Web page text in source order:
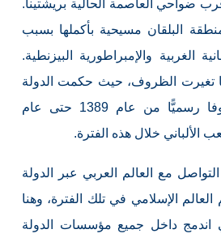
قرب ضواحي العاصمة الحالية بريشتينا.
البلقان مسيحية بأكملها بسبب
الغربية والإمبراطورية البيزنطية.
تغيرت الظروف، حيث حكمت الدولة
العثمانية المسلمة كوسوفا رسميًّا من عام 1389 حتى عام
مع العالم العربي عبر الدولة
العالم الإسلامي في تلك الفترة، وهنا
اندمج داخل جميع مؤسسات الدولة